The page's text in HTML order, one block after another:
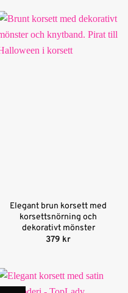
Elegant brun korsett med
korsettsnörning och
dekorativt mönster
379 kr